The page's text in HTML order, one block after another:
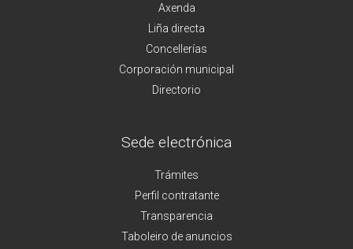
Axenda
Liña directa
Concellerías
Corporación municipal
Directorio
Sede electrónica
Trámites
Perfil contratante
Transparencia
Taboleiro de anuncios